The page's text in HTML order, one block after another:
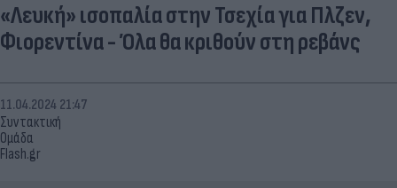
«Λευκή» ισοπαλία στην Τσεχία για Πλζεν,
Φιορεντίνα - Όλα θα κριθούν στη ρεβάνς
Συντακτική
Ομάδα
Flash.gr
11.04.2024 21:47